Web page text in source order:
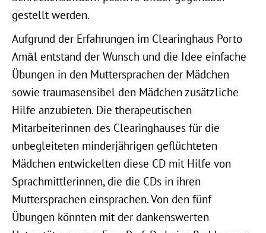
gestellt werden.
Aufgrund der Erfahrungen im Clearinghaus Porto
Amāl entstand der Wunsch und die Idee einfache
Übungen in den Muttersprachen der Mädchen
sowie traumasensibel den Mädchen zusätzliche
Hilfe anzubieten. Die therapeutischen
Mitarbeiterinnen des Clearinghauses für die
unbegleiteten minderjährigen geflüchteten
Mädchen entwickelten diese CD mit Hilfe von
Sprachmittlerinnen, die die CDs in ihren
Muttersprachen einsprachen. Von den fünf
Übungen könnten mit der dankenswerten